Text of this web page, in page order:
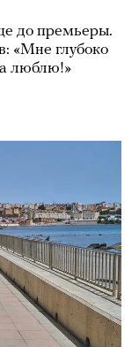
до премьеры.
«Мне глубоко
люблю!»